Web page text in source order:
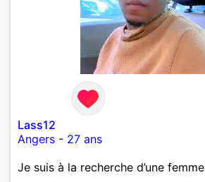
Lass12
Angers - 27 ans
Je suis à la recherche d’une femme